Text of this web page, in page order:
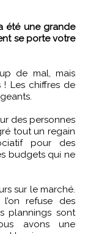
été une grande
se porte votre
de mal, mais
! Les chiffres de
des personnes
tout un regain
pour des
budgets qui ne
sur le marché.
refuse des
plannings sont
avons une